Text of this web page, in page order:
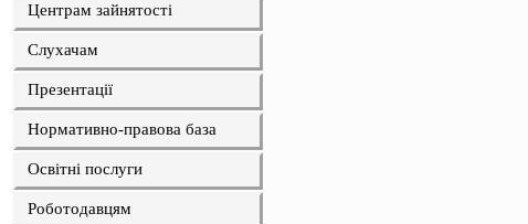
Центрам зайнятості
Слухачам
Презентації
Нормативно-правова база
Освітні послуги
Роботодавцям